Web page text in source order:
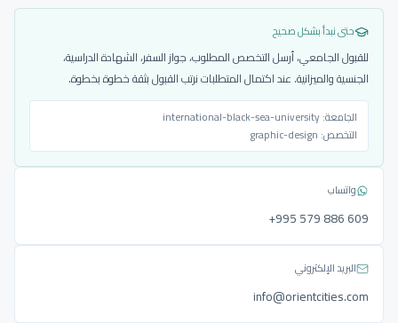
حتى نبدأ بشكل صحيح
للقبول الجامعي، أرسل التخصص المطلوب، جواز السفر، الشهادة الدراسية،
الجنسية والميزانية. عند اكتمال المتطلبات نرتب القبول بثقة خطوة بخطوة.
الجامعة:international-black-sea-university
التخصص: graphic-design
واتساب
‎+995 579 886 609
البريد الإلكتروني
info@orientcities.com